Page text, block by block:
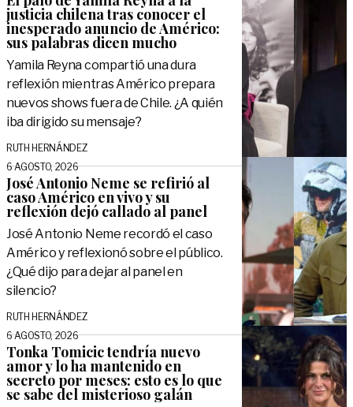
justicia chilena tras conocer el
inesperado anuncio de Américo:
sus palabras dicen mucho
Yamila Reyna compartió una dura
reflexión mientras Américo prepara
nuevos shows fuera de Chile. ¿A quién
iba dirigido su mensaje?
RUTH HERNÁNDEZ
6 AGOSTO, 2026
José Antonio Neme se refirió al
caso Américo en vivo y su
reflexión dejó callado al panel
José Antonio Neme recordó el caso
Américo y reflexionó sobre el público.
¿Qué dijo para dejar al panel en
silencio?
RUTH HERNÁNDEZ
6 AGOSTO, 2026
Tonka Tomicic tendría nuevo
amor y lo ha mantenido en
secreto por meses: esto es lo que
se sabe del misterioso galán